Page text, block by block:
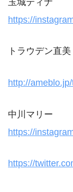
https://
トラウデン直美
http://
中川マリー
https://
https://